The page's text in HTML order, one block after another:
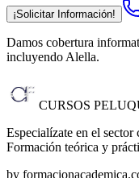
¡Solicitar Información!
Damos cobertura
incluyendo Alella.
CURSOS
Especialízate en el
Formación teórica y
by